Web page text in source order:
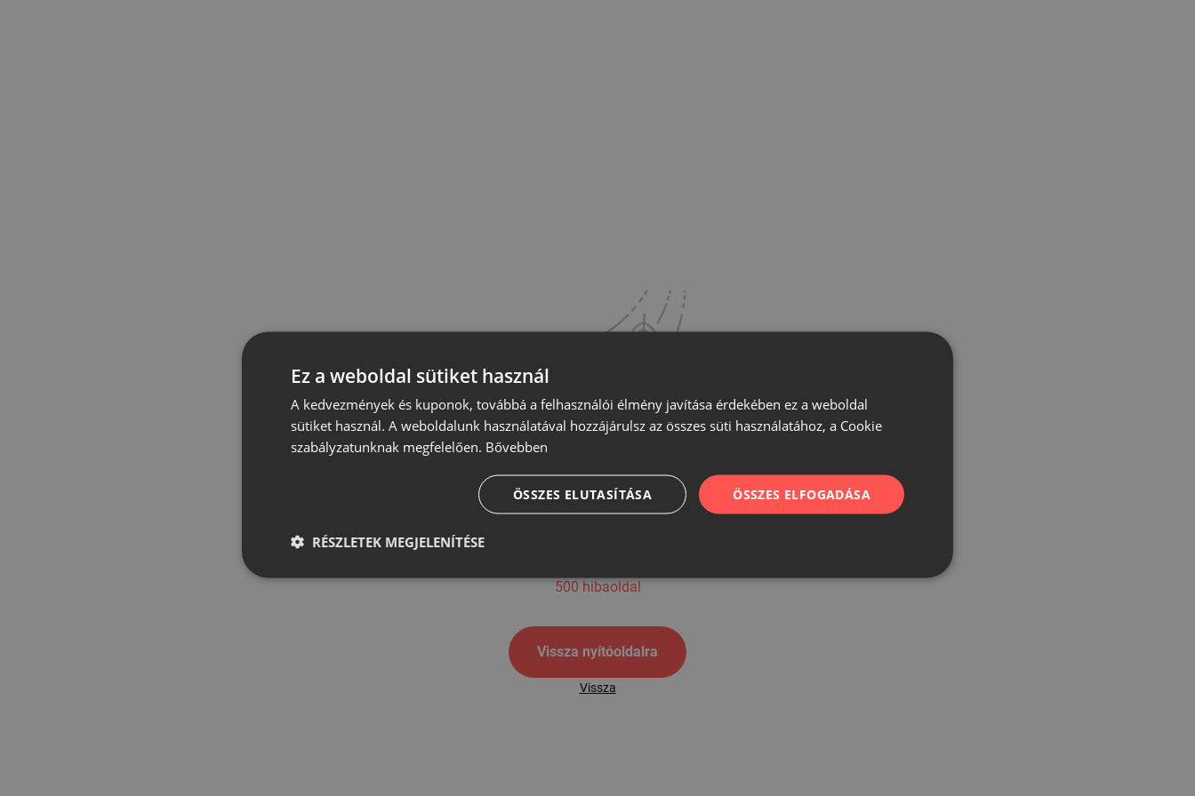
500
500 hibaoldal
Vissza nyítóoldalra
Vissza
Ez a weboldal sütiket használ
A kedvezmények és kuponok, továbbá a felhasználói élmény javítása érdekében ez a weboldal
sütiket használ. A weboldalunk használatával hozzájárulsz az összes süti használatához, a Cookie
szabályzatunknak megfelelően. Bővebben
ÖSSZES ELFOGADÁSA
ÖSSZES ELUTASÍTÁSA
RÉSZLETEK MEGJELENÍTÉSE